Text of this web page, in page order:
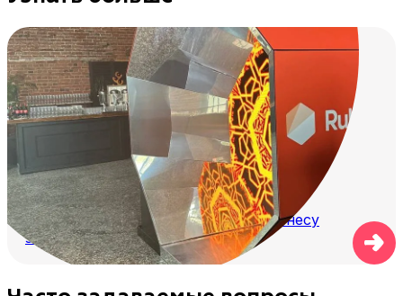
Гигантский калейдоскоп: зачем бизнесу
зеркальные комнаты